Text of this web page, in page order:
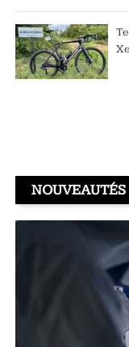
NOUVEAUTÉS